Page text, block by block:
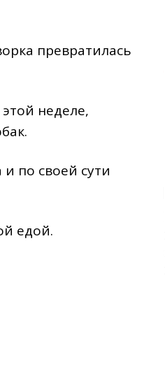
превратилась
неделе,
по своей сути
едой.